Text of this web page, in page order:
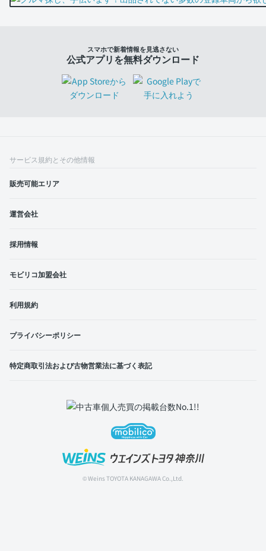
スマホで新着情報を見逃さない
公式アプリを無料ダウンロード
サービス規約とその他情報
販売可能エリア
運営会社
採用情報
モビリコ加盟会社
利用規約
プライバシーポリシー
特定商取引法および古物営業法に基づく表記
© Weins TOYOTA KANAGAWA Co.,Ltd.